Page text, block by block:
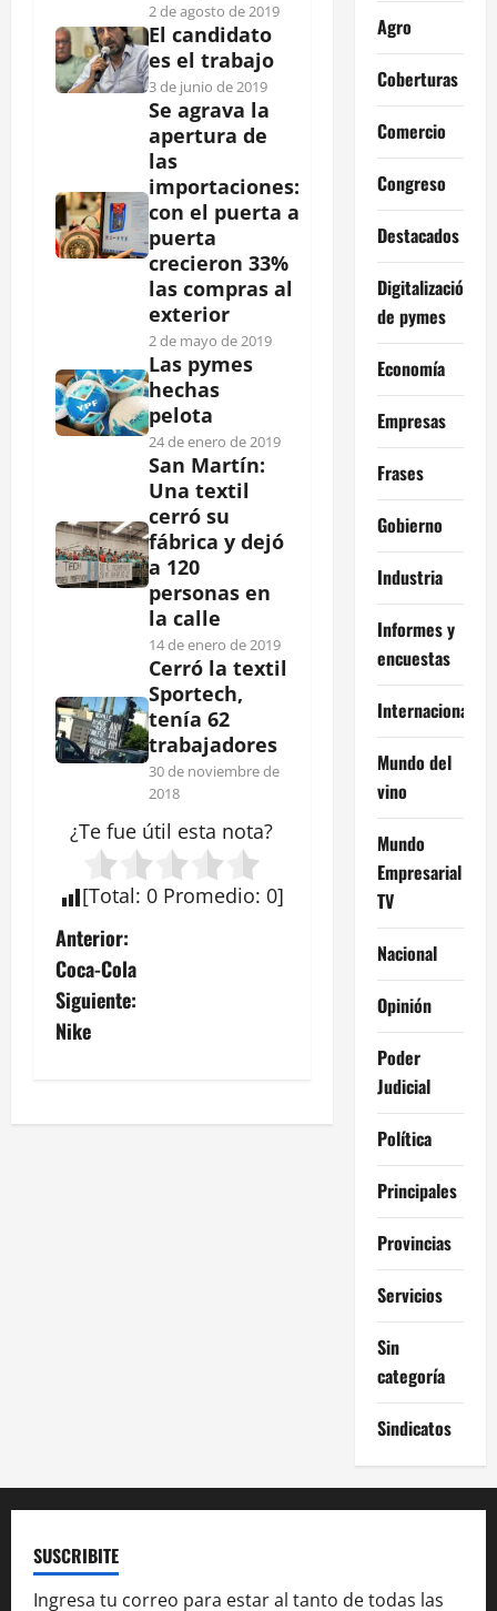
2 de agosto de 2019
El candidato
es el trabajo
3 de junio de 2019
Se agrava la
apertura de
las
importaciones:
con el puerta a
puerta
crecieron 33%
las compras al
exterior
2 de mayo de 2019
Las pymes
hechas
pelota
24 de enero de 2019
San Martín:
Una textil
cerró su
fábrica y dejó
a 120
personas en
la calle
14 de enero de 2019
Cerró la textil
Sportech,
tenía 62
trabajadores
30 de noviembre de
2018
¿Te fue útil esta nota?
[Total: 0 Promedio: 0]
N
a
v
g
e
n
t
Anterior:
Coca-Cola
Siguiente:
Nike
Agro
Coberturas
Comercio
Congreso
Destacados
Digitalización
de pymes
Economía
Empresas
Frases
Gobierno
Industria
Informes y
encuestas
Internacional
Mundo del
vino
Mundo
Empresarial
TV
Nacional
Opinión
Poder
Judicial
Política
Principales
Provincias
Servicios
Sin
categoría
Sindicatos
SUSCRIBITE
Ingresa tu correo para estar al tanto de todas las